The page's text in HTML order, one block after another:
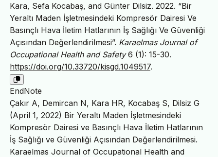
Kara, Sefa Kocabaş, and Günter Dilsiz. 2022. “Bir
Yeraltı Maden İşletmesindeki Kompresör Dairesi Ve
Basınçlı Hava İletim Hatlarının İş Sağlığı Ve Güvenliği
Açısından Değerlendirilmesi”. Karaelmas Journal of
Occupational Health and Safety6 (1): 15-30.
https://doi.org/10.33720/kisgd.1049517.
EndNote
Çakır A, Demircan N, Kara HR, Kocabaş S, Dilsiz G
(April 1, 2022) Bir Yeraltı Maden İşletmesindeki
Kompresör Dairesi ve Basınçlı Hava İletim Hatlarının
İş Sağlığı ve Güvenliği Açısından Değerlendirilmesi.
Karaelmas Journal of Occupational Health and